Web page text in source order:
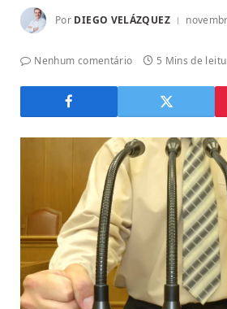
Por DIEGO VELÁZQUEZ
Nenhum comentário 5 Mins de